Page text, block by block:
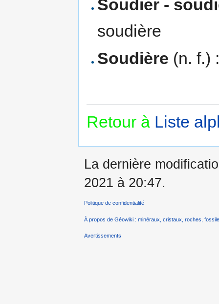
Soudier -
soudière
Soudière (n. f.)
Retour à Liste
La dernière
2021 à 20:47.
Politique de confidentialité
À propos de Géowiki : minéraux, cristaux, roches,
Avertissements